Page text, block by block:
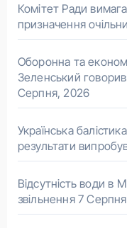
Комітет Ради
призначення
Оборонна та
Зеленський
Серпня, 2026
Українська
результати
Відсутність води в
звільнення 7